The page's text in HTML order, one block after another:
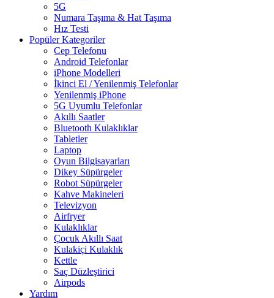
5G
Numara Taşıma & Hat Taşıma
Hız Testi
Popüler Kategoriler
Cep Telefonu
Android Telefonlar
iPhone Modelleri
İkinci El / Yenilenmiş Telefonlar
Yenilenmiş iPhone
5G Uyumlu Telefonlar
Akıllı Saatler
Bluetooth Kulaklıklar
Tabletler
Laptop
Oyun Bilgisayarları
Dikey Süpürgeler
Robot Süpürgeler
Kahve Makineleri
Televizyon
Airfryer
Kulaklıklar
Çocuk Akıllı Saat
Kulakiçi Kulaklık
Kettle
Saç Düzleştirici
Airpods
Yardım